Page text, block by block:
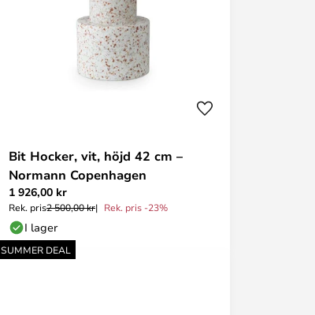
Bit Hocker, vit, höjd 42 cm –
Normann Copenhagen
1 926,00 kr
Rek. pris2 500,00 kr Rek. pris -23%
I lager
SUMMER DEAL